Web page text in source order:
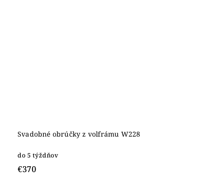
Svadobné obrúčky z volfrámu W228
do 5 týždňov
€370